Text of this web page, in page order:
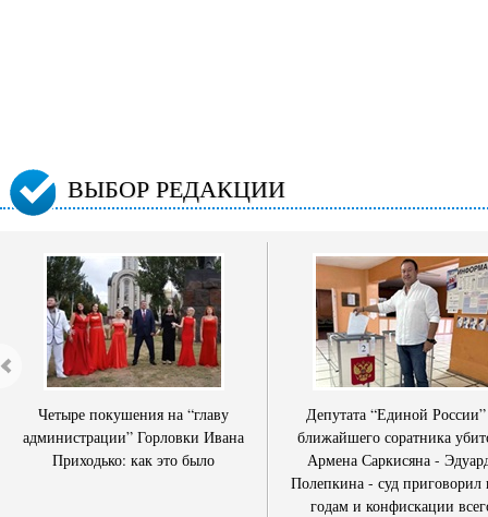
ВЫБОР РЕДАКЦИИ
Четыре покушения на “главу
администрации” Горловки Ивана
Приходько: как это было
Депутата “Единой
ближайшего соратника
Армена Саркисяна -
Полепкина - суд приговорил
годам и конфискации